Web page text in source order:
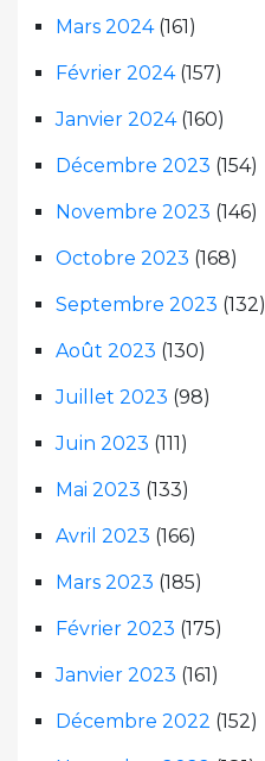
Mars 2024(161)
Février 2024(157)
Janvier 2024(160)
Décembre 2023 (154)
Novembre 2023 (146)
Octobre 2023 (168)
Septembre 2023 (132)
Août 2023 (130)
Juillet 2023 (98)
Juin 2023 (111)
Mai 2023 (133)
Avril 2023 (166)
Mars 2023 (185)
Février 2023 (175)
Janvier 2023 (161)
Décembre 2022 (152)